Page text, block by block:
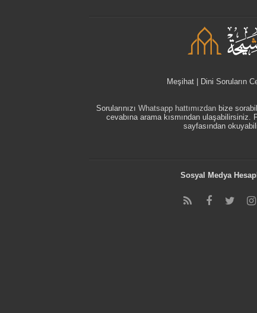
Meşihat | Dini Soruların
SorularınızıWhatsapp hattımızdan bize
cevabına arama kısmından ulaşabilirsiniz.
sayfasından
Sosyal Medya